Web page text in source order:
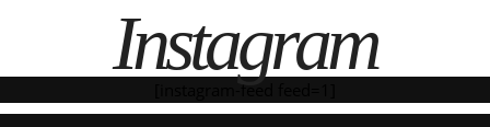
Instagram
[instagram-feed feed=1]